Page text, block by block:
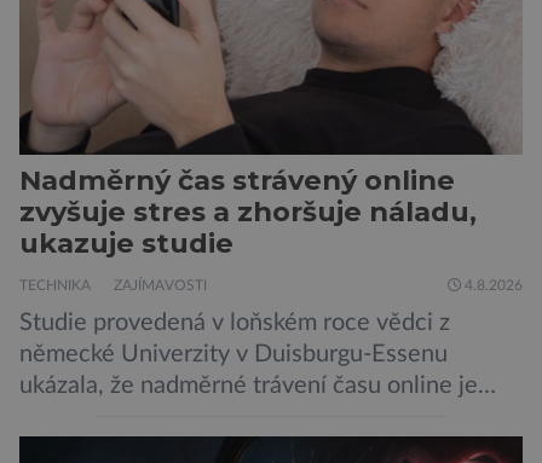
Nadměrný čas strávený online
zvyšuje stres a zhoršuje náladu,
ukazuje studie
TECHNIKA ZAJÍMAVOSTI 4.8.2026
Studie provedená v loňském roce vědci z
německé Univerzity v Duisburgu-Essenu
ukázala, že nadměrné trávení času online je
vede k zanedbávání dalších aktivit. Zúčastnilo